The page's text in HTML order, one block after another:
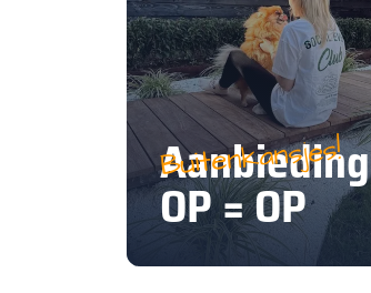
Buitenkansjes!
Aanbieding
OP = OP